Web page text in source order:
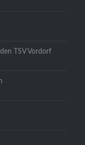
TSV Vordorf